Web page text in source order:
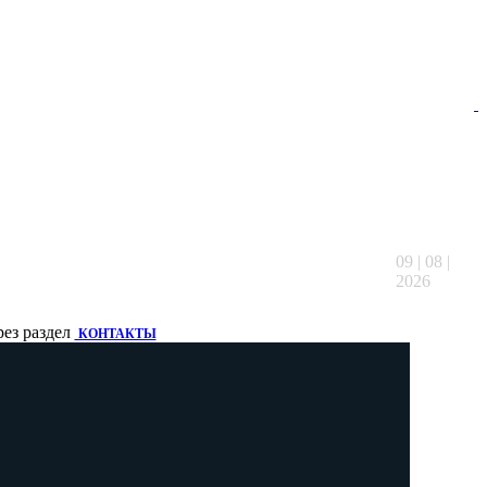
09 | 08 |
2026
раздел КОНТАКТЫ